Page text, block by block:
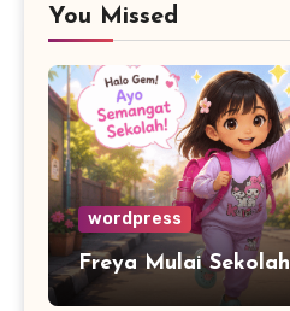
You Missed
wordpress
Freya Mulai Sekolah